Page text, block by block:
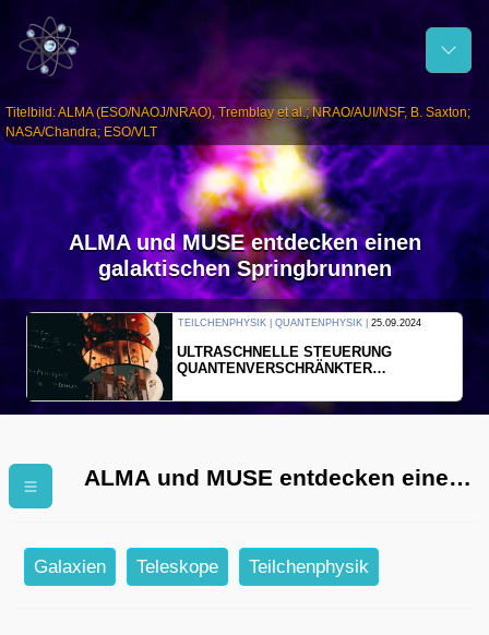
Titelbild: ALMA (ESO/NAOJ/NRAO), Tremblay et al.; NRAO/AUI/NSF, B. Saxton;
NASA/Chandra; ESO/VLT
ALMA und MUSE entdecken einen
galaktischen Springbrunnen
THERMODYNAMIK | WELLENLEHRE | 23.09.2024
FORSCHER ERZEUGEN
EINDIMENSIONALES GAS AUS LICHT
ALMA und MUSE entdecken einen
Galaxien Teleskope Teilchenphysik